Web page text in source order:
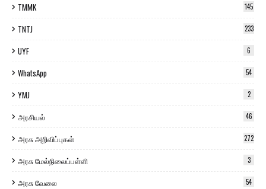
TMMK 145
TNTJ 233
UYF 6
WhatsApp 54
YMJ 2
அரசியல் 46
அரசு அறிவிப்புகள் 272
அரசு மேல்நிலைப்பள்ளி 3
அரசு வேலை 54